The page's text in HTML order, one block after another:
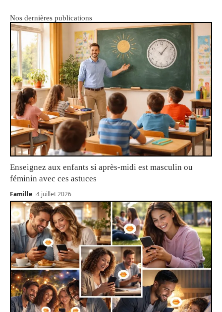
Nos dernières publications
Enseignez aux enfants si après-midi est masculin ou
féminin avec ces astuces
Famille 4 juillet 2026